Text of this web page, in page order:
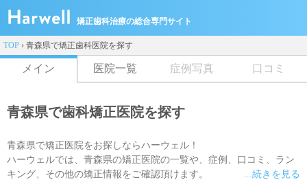
矯正歯科治療の総合専門サイト
TOP › 青森県で矯正歯科医院を探す
メイン 医院一覧 症例写真 口コミ
青森県で歯科矯正医院を探す
青森県で矯正医院をお探しならハーウェル！
ハーウェルでは、青森県の矯正医院の一覧や、症例、口コミ、ラン
キング、その他の矯正情報をご確認頂けます。
...続きを見る